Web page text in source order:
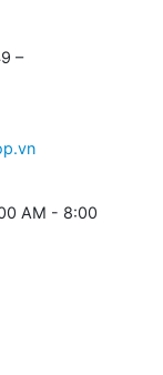
–
AM - 8:00